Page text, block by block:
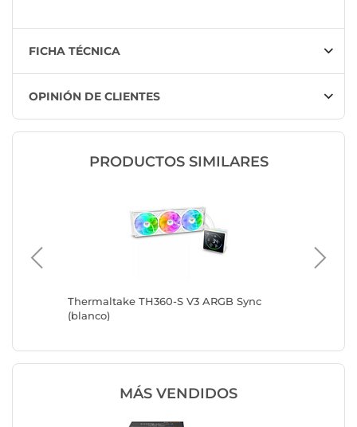
FICHA TÉCNICA
OPINIÓN DE CLIENTES
PRODUCTOS SIMILARES
Thermaltake TH360-S V3 ARGB Sync
(blanco)
MÁS VENDIDOS